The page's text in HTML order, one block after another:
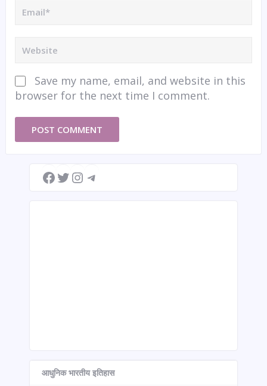
Save my name, email, and website in this
browser for the next time I comment.
Facebook
TwitterInstagram
आधुनिक भारतीय इतिहास